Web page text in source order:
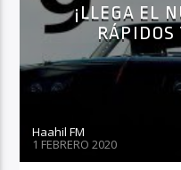
¡LLEGA EL
RÁPIDOS
Haahil FM
1 FEBRERO 2020